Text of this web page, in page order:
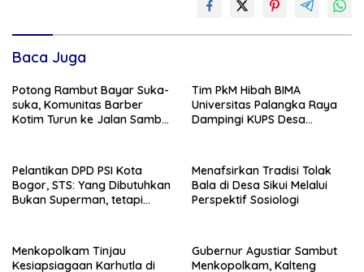
Baca Juga
Potong Rambut Bayar Suka-
suka, Komunitas Barber
Kotim Turun ke Jalan Sambut
Tim PkM Hibah BIMA
Universitas Palangka Raya
Dampingi KUPS Desa
Pelantikan DPD PSI Kota
Bogor, STS: Yang Dibutuhkan
Bukan Superman, tetapi
Menafsirkan Tradisi Tolak
Bala di Desa Sikui Melalui
Perspektif Sosiologi
Menkopolkam Tinjau
Kesiapsiagaan Karhutla di
Gubernur Agustiar Sambut
Menkopolkam, Kalteng